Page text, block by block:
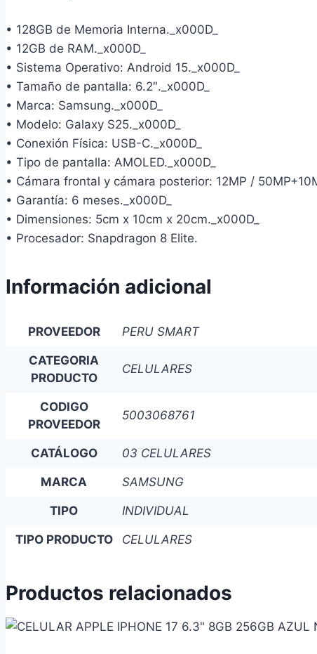
• 128GB de Memoria Interna._x000D_
• 12GB de RAM._x000D_
• Sistema Operativo: Android 15._x000D_
• Tamaño de pantalla: 6.2″._x000D_
• Marca: Samsung._x000D_
• Modelo: Galaxy S25._x000D_
• Conexión Física: USB-C._x000D_
• Tipo de pantalla: AMOLED._x000D_
• Cámara frontal y cámara posterior: 12MP /
• Garantía: 6 meses._x000D_
• Dimensiones: 5cm x 10cm x 20cm._x000D_
• Procesador: Snapdragon 8 Elite.
Información adicional
PROVEEDOR PERU SMART
CATEGORIA
PRODUCTO
CELULARES
CODIGO
PROVEEDOR
5003068761
CATÁLOGO 03 CELULARES
MARCA SAMSUNG
TIPO INDIVIDUAL
TIPO PRODUCTO CELULARES
Productos relacionados